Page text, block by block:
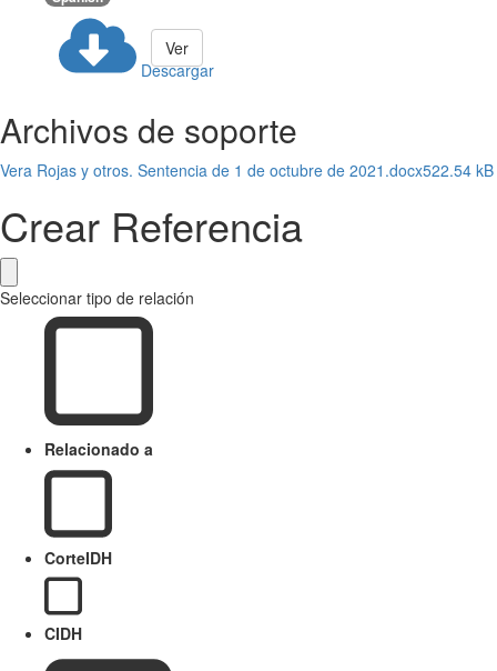
Descargar
Ver
Archivos de soporte
Vera Rojas y otros. Sentencia de 1 de octubre de 2021.docx522.54 kB
Crear Referencia
Seleccionar tipo de relación
Relacionado a
CorteIDH
CIDH